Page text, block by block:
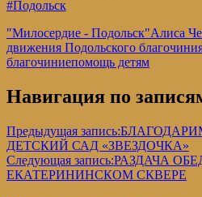
#Подольск
"Милосердие - Подольск"Алиса
движения Подольского
благочиниепомощь детям
Навигация по
Предыдущая запись:
ДЕТСКИЙ САД «ЗВЕЗДОЧКА»
Следующая запись:РАЗДАЧА
ЕКАТЕРИНИНСКОМ СКВЕРЕ